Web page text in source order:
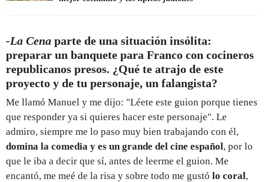
-La Cena parte de una situación insólita:
preparar un banquete para Franco con cocineros
republicanos presos. ¿Qué te atrajo de este
proyecto y de tu personaje, un falangista?
Me llamó Manuel y me dijo: "Léete este guion porque tienes
que responder ya si quieres hacer este personaje". Le
admiro, siempre me lo paso muy bien trabajando con él,
domina la comedia y es un grande del cine español, por lo
que le iba a decir que sí, antes de leerme el guion. Me
encantó, me meé de la risa y sobre todo me gustó lo coral,